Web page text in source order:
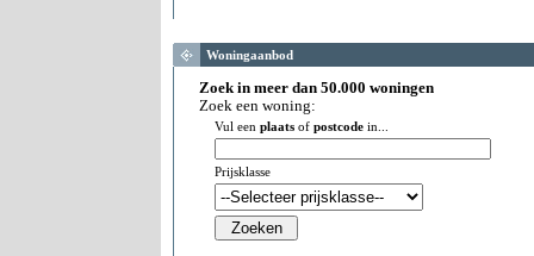
Woningaanbod
Zoek in meer dan 50.000 woningen
Zoek een woning:
Vul een plaats of postcode in...
Prijsklasse